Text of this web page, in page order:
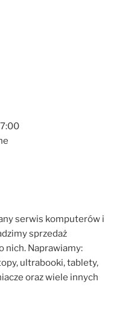
serwis komputerów i
sprzedaż
nich. Naprawiamy:
ultrabooki, tablety,
oraz wiele innych